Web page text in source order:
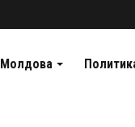
Молдова